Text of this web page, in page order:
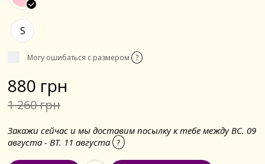
S
Могу ошибаться с размером ?
880 грн
1 260 грн
Закажи сейчас и мы доставим посылку к тебе между ВС. 09
августа - ВТ. 11 августа ?